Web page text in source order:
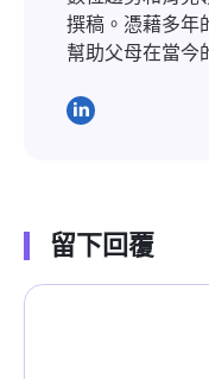
撰稿。憑藉多年
幫助父母在當今
留下回覆